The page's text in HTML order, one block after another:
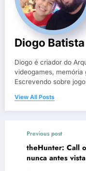
Diogo Batista
Diogo é criador do
videogames, memória
Escrevendo sobre
View All Posts
Previous post
theHunter: Call
nunca antes vista